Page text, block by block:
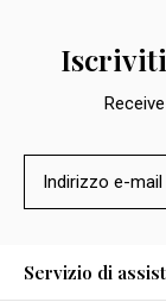
Servizio di